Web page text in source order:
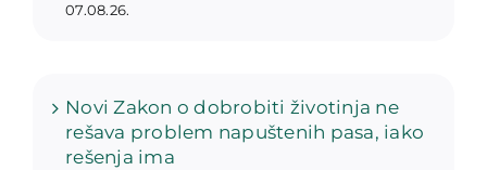
07.08.26.
Novi Zakon o dobrobiti životinja ne
rešava problem napuštenih pasa, iako
rešenja ima